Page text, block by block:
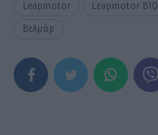
Leapmotor Leapmotor B10
Βελμάρ